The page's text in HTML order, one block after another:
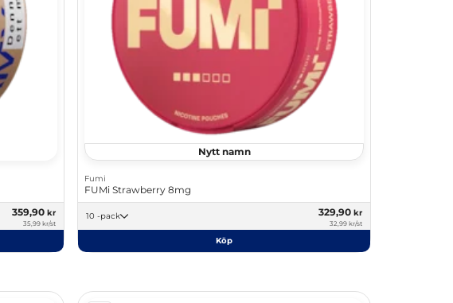
359,90kr
35,99 kr/st
Nytt namn
Fumi
FUMi Strawberry 8mg
10 -pack 329,90 kr
32,99 kr/st
Köp